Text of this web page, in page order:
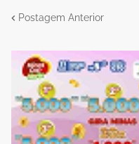
Postagem Anterior